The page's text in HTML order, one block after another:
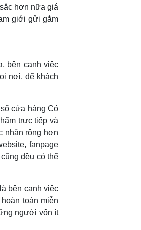
hơn nữa giá
giới gửi gắm
bên cạnh việc
nơi, để khách
cửa hàng Cỏ
trực tiếp và
nhân rộng hơn
fanpage
đều có thể
bên cạnh việc
toàn miễn
người vốn ít